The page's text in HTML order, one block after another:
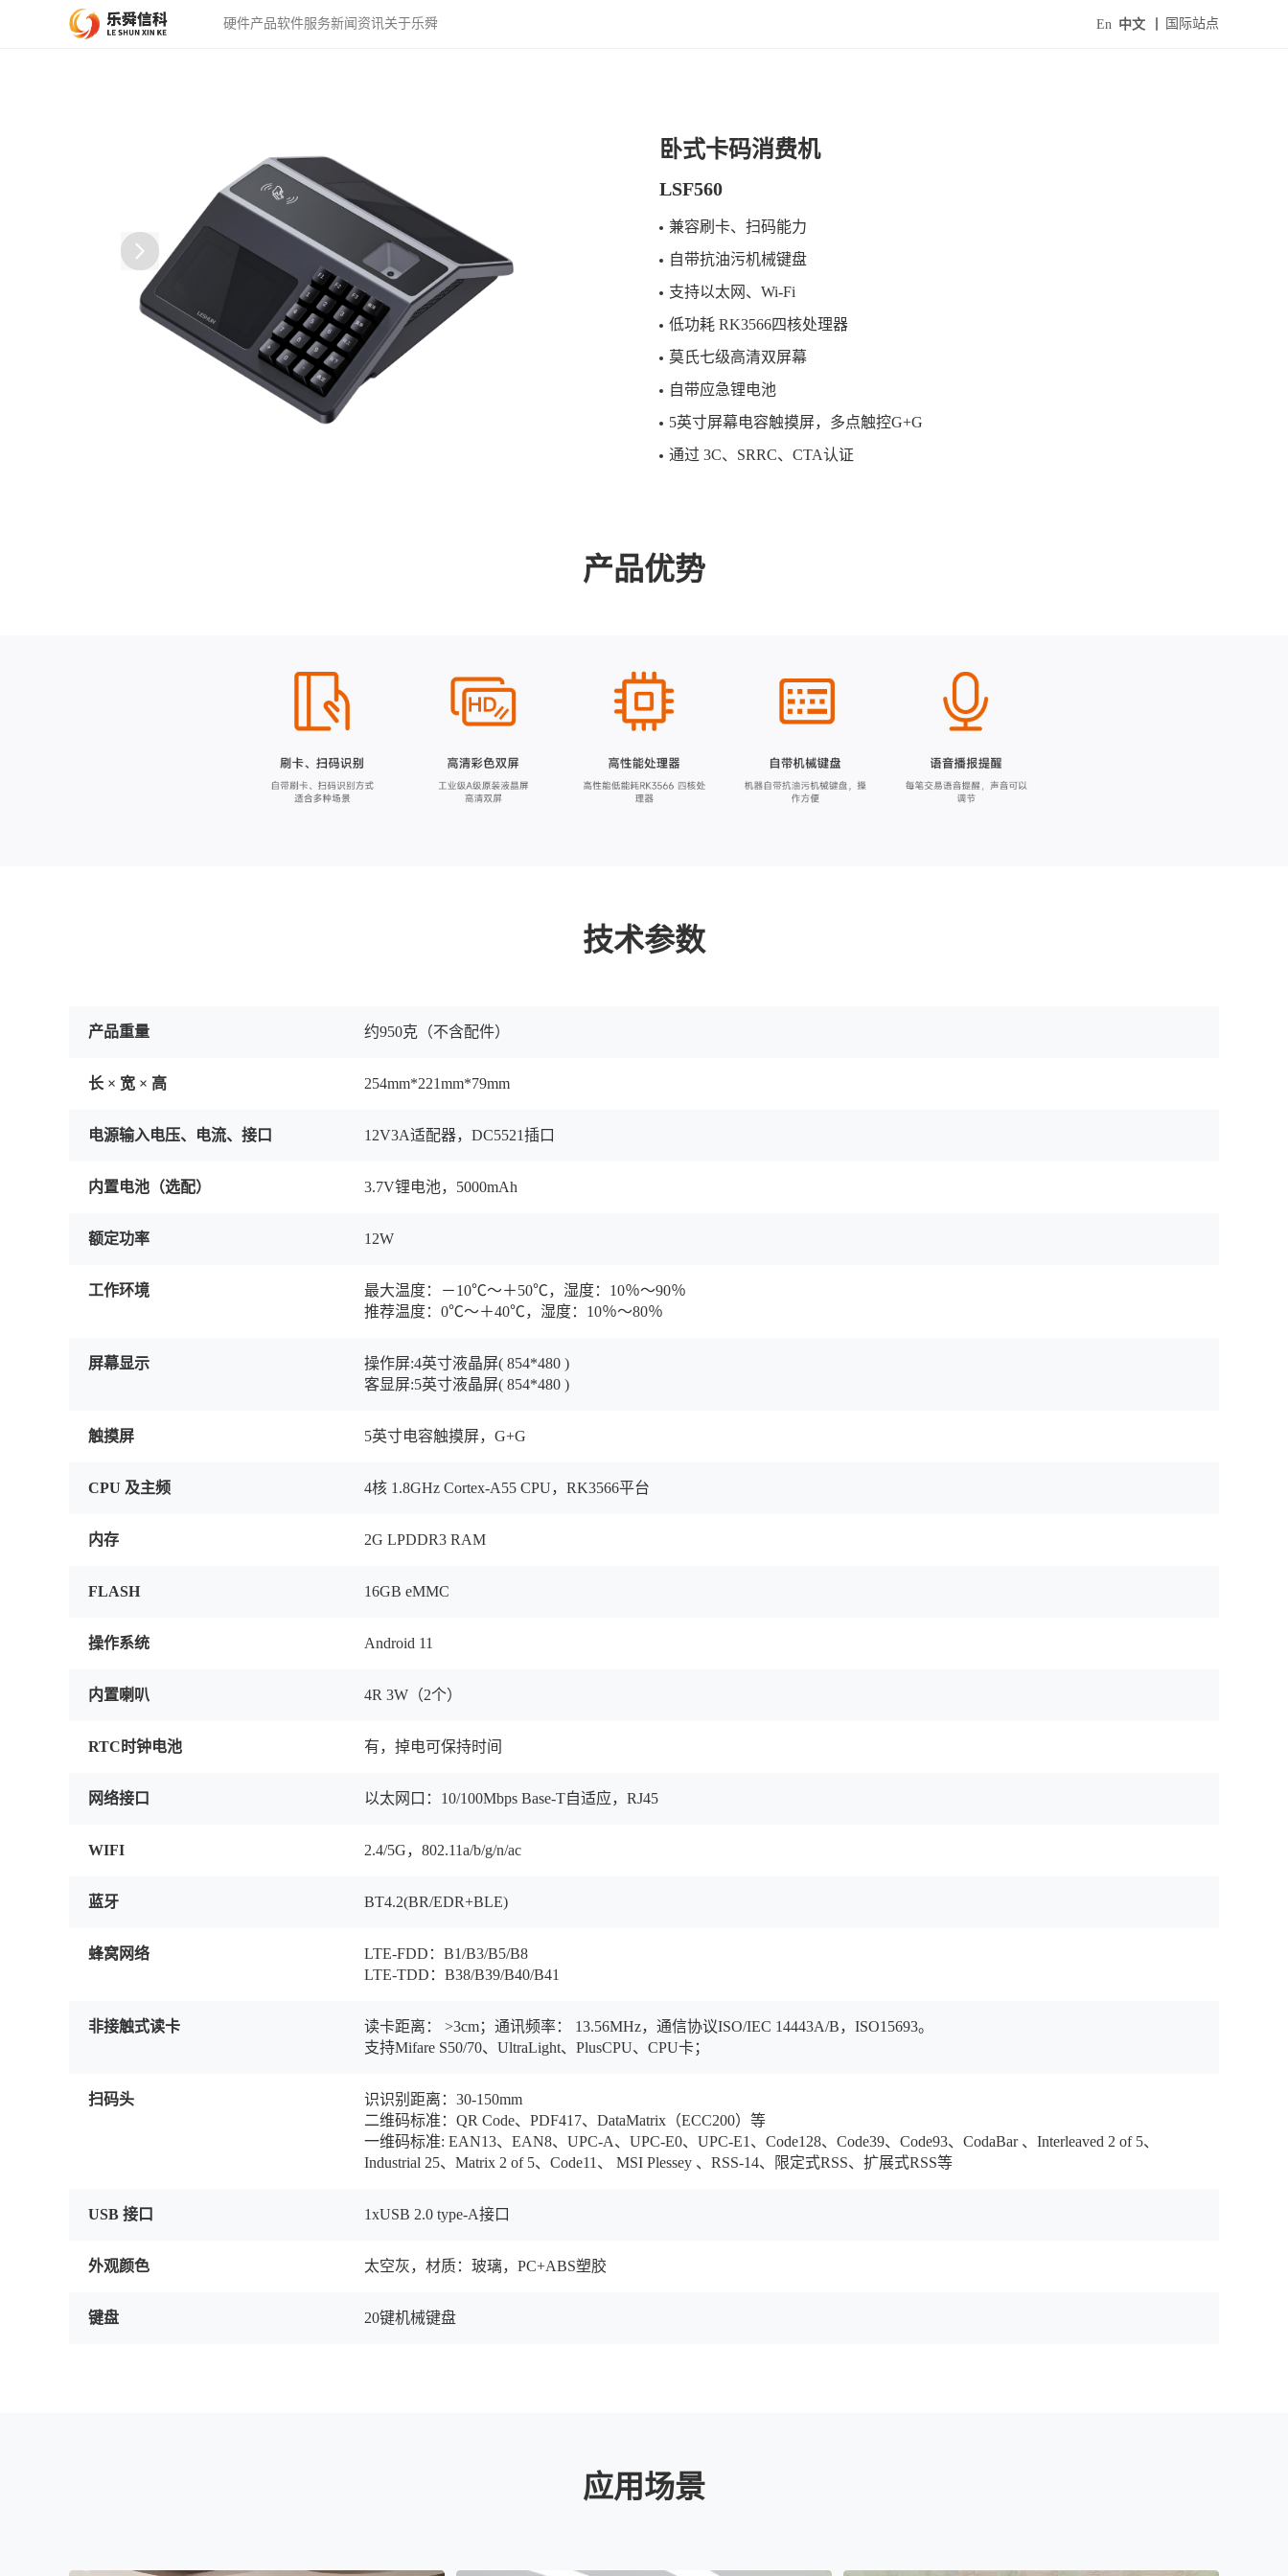
硬件产品软件服务新闻资讯关于乐舜 En 中文 国际站点
卧式卡码消费机
LSF560
兼容刷卡、扫码能力
自带抗油污机械键盘
支持以太网、Wi-Fi
低功耗 RK3566四核处理器
莫氏七级高清双屏幕
自带应急锂电池
5英寸屏幕电容触摸屏，多点触控G+G
通过 3C、SRRC、CTA认证
产品优势
技术参数
产品重量 约950克（不含配件）
长 × 宽 × 高 254mm*221mm*79mm
电源输入电压、电流、接口 12V3A适配器，DC5521插口
内置电池（选配） 3.7V锂电池，5000mAh
额定功率 12W
工作环境
最大温度：－10℃～＋50℃，湿度：10％～90％
推荐温度：0℃～＋40℃，湿度：10％～80％
屏幕显示
操作屏:4英寸液晶屏( 854*480 )
客显屏:5英寸液晶屏( 854*480 )
触摸屏 5英寸电容触摸屏，G+G
CPU 及主频 4核 1.8GHz Cortex-A55 CPU，RK3566平台
内存 2G LPDDR3 RAM
FLASH 16GB eMMC
操作系统 Android 11
内置喇叭 4R 3W（2个）
RTC时钟电池 有，掉电可保持时间
网络接口 以太网口：10/100Mbps Base-T自适应，RJ45
WIFI 2.4/5G，802.11a/b/g/n/ac
蓝牙 BT4.2(BR/EDR+BLE)
蜂窝网络
LTE-FDD：B1/B3/B5/B8
LTE-TDD：B38/B39/B40/B41
非接触式读卡
读卡距离： >3cm；通讯频率： 13.56MHz，通信协议ISO/IEC 14443A/B，ISO15693。
支持Mifare S50/70、UltraLight、PlusCPU、CPU卡；
扫码头
识识别距离：30-150mm
二维码标准：QR Code、PDF417、DataMatrix（ECC200）等
一维码标准: EAN13、EAN8、UPC-A、UPC-E0、UPC-E1、Code128、Code39、Code93、CodaBar 、Interleaved 2 of 5、
Industrial 25、Matrix 2 of 5、Code11、 MSI Plessey 、RSS-14、限定式RSS、扩展式RSS等
USB 接口 1xUSB 2.0 type-A接口
外观颜色 太空灰，材质：玻璃，PC+ABS塑胶
键盘 20键机械键盘
应用场景